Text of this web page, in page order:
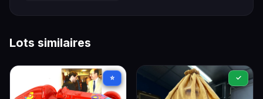
Lots similaires
⭐ ✓